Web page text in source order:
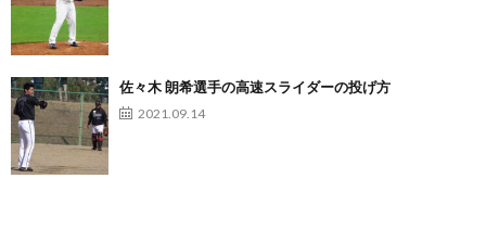
佐々木 朗希選手の高速スライダーの投げ方
2021.09.14